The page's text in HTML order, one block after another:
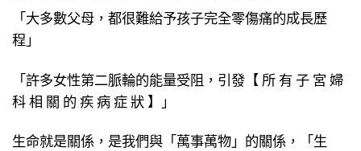
「大多數父母，都很難給予孩子完全零傷痛的成長歷
程」
「許多女性第二脈輪的能量受阻，引發【 所 有 子 宮 婦
科 相 關 的 疾 病 症 狀 】」
生命就是關係，是我們與「萬事萬物」的關係，「生